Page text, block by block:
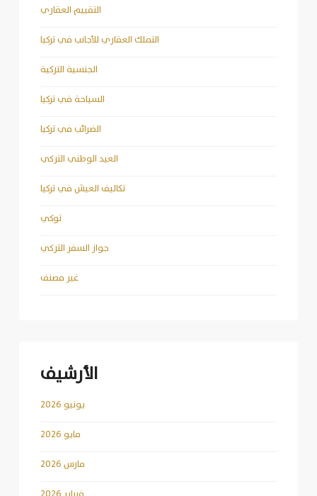
التقييم العقاري
التملك العقاري للأجانب في تركيا
الجنسية التركية
السياحة في تركيا
الضرائب في تركيا
العيد الوطني التركي
تكاليف العيش في تركيا
توكي
جواز السفر التركي
غير مصنف
الأرشيف
يونيو 2026
مايو 2026
مارس 2026